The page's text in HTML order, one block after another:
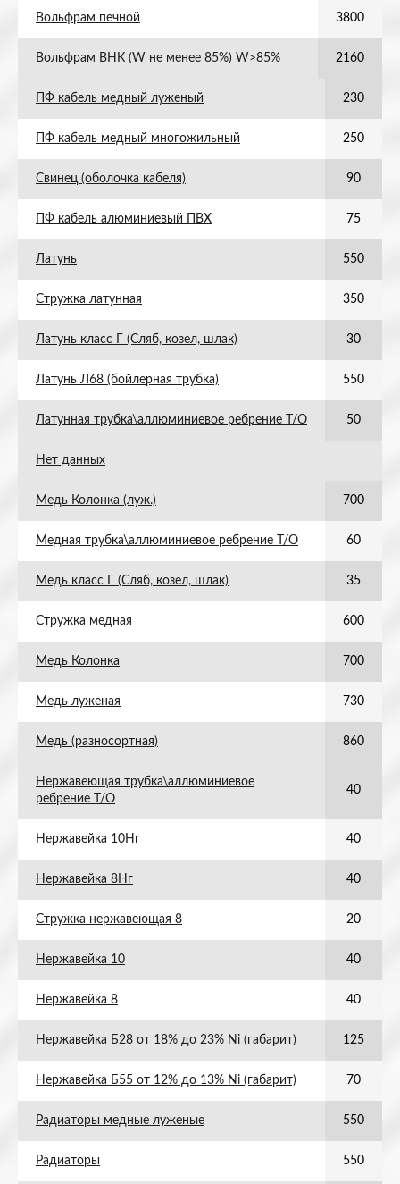
Вольфрам печной 3800
Вольфрам ВНК (W не менее 85%) W>85% 2160
ПФ кабель медный луженый 230
ПФ кабель медный многожильный 250
Свинец (оболочка кабеля) 90
ПФ кабель алюминиевый ПВХ 75
Латунь 550
Стружка латунная 350
Латунь класс Г (Сляб, козел, шлак) 30
Латунь Л68 (бойлерная трубка) 550
Латунная трубка\аллюминиевое ребрение Т/О 50
Нет данных
Медь Колонка (луж.) 700
Медная трубка\аллюминиевое ребрение Т/О 60
Медь класс Г (Сляб, козел, шлак) 35
Стружка медная 600
Медь Колонка 700
Медь луженая 730
Медь (разносортная) 860
Нержавеющая трубка\аллюминиевое
ребрение Т/О
40
Нержавейка 10Нг 40
Нержавейка 8Нг 40
Стружка нержавеющая 8 20
Нержавейка 10 40
Нержавейка 8 40
Нержавейка Б28 от 18% до 23% Ni (габарит) 125
Нержавейка Б55 от 12% до 13% Ni (габарит) 70
Радиаторы медные луженые 550
Радиаторы 550